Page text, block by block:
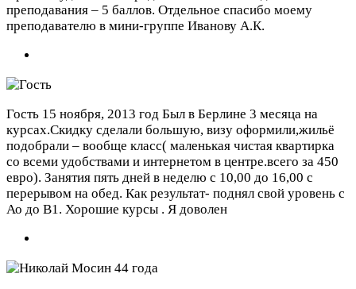
преподавания – 5 баллов. Отдельное спасибо моему
преподавателю в мини-группе Иванову А.К.
Гость 15 ноября, 2013 год Был в Берлине 3 месяца на
курсах.Скидку сделали большую, визу оформили,жильё
подобрали – вообще класс( маленькая чистая квартирка
со всеми удобствами и интернетом в центре.всего за 450
евро). Занятия пять дней в неделю с 10,00 до 16,00 с
перерывом на обед. Как результат- поднял свой уровень с
Ао до В1. Хорошие курсы . Я доволен